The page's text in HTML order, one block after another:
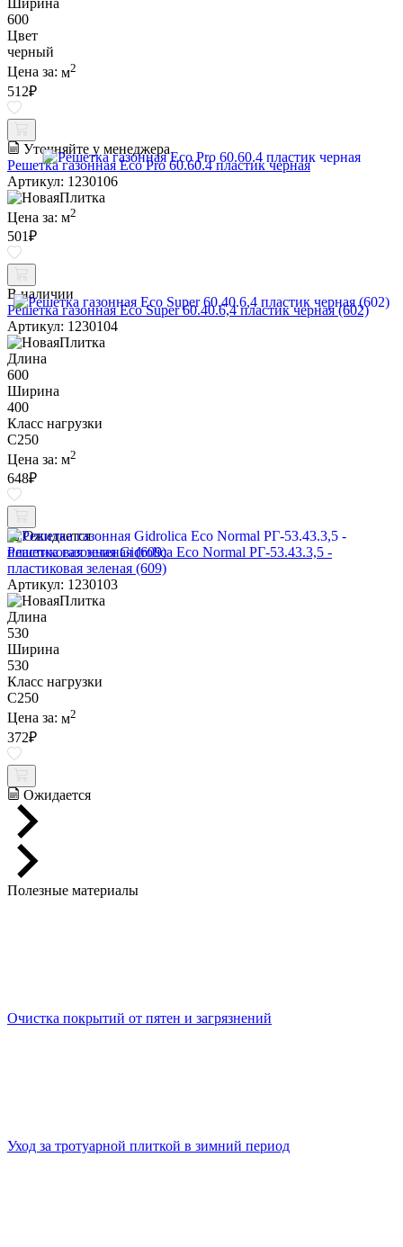
Ширина
600
Цвет
черный
Цена за: м2
512₽
Уточняйте у менеджера
Решетка газонная Eco Pro 60.60.4 пластик черная
Артикул: 1230106
Цена за: м2
501₽
В наличии
Решетка газонная Eco Super 60.40.6,4 пластик черная (602)
Артикул: 1230104
Длина
600
Ширина
400
Класс нагрузки
C250
Цена за: м2
648₽
Ожидается
Решетка газонная Gidrolica Eco Normal РГ-53.43.3,5 -
пластиковая зеленая (609)
Артикул: 1230103
Длина
530
Ширина
530
Класс нагрузки
C250
Цена за: м2
372₽
Ожидается
Полезные материалы
Очистка покрытий от пятен и загрязнений
Уход за тротуарной плиткой в зимний период